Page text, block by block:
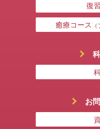
復
癒療コース
お